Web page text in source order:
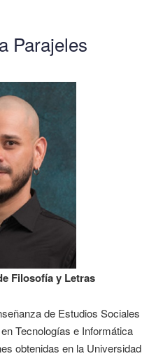
Parajeles
Filosofía y Letras
de Estudios Sociales
Tecnologías e Informática
obtenidas en la Universidad